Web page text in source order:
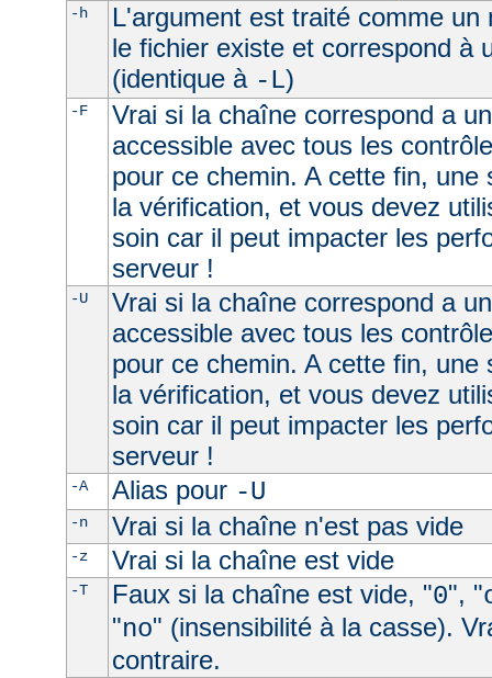
-h
L'argument est traité comme un
le fichier existe et correspond à
(identique à -L)
-F
Vrai si la chaîne correspond a
accessible avec tous les
pour ce chemin. A cette fin, une
la vérification, et vous devez
soin car il peut impacter les
serveur !
-U
Vrai si la chaîne correspond a
accessible avec tous les
pour ce chemin. A cette fin, une
la vérification, et vous devez
soin car il peut impacter les
serveur !
-A Alias pour -U
-n Vrai si la chaîne n'est pas vide
-z Vrai si la chaîne est vide
-T Faux si la chaîne est vide, "0", "
"no" (insensibilité à la casse).
contraire.